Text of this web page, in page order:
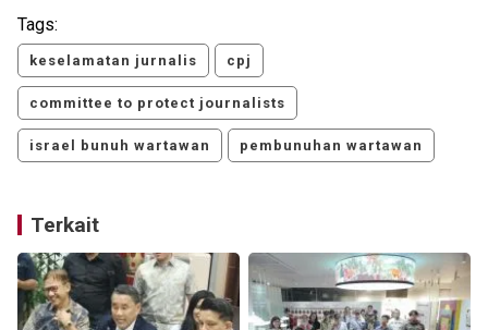
Tags:
keselamatan jurnalis cpj
committee to protect journalists
israel bunuh wartawan pembunuhan wartawan
Terkait